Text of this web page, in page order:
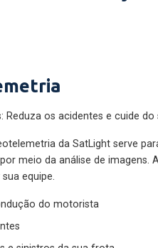
Reduza os acidentes e cuide
da SatLight serve
meio da análise de imagens.
equipe.
do motorista
e sinistros da sua frota